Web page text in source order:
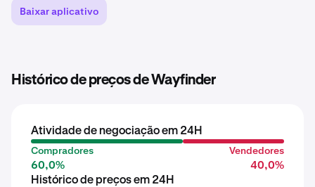
Baixar aplicativo
Histórico de preços de Wayfinder
Atividade de negociação em 24H
Compradores
60,0%
Vendedores
40,0%
Histórico de preços em 24H